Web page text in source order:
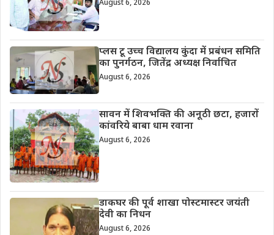
August 6, 2026
प्लस टू उच्च विद्यालय कुंदा में प्रबंधन समिति
का पुनर्गठन, जितेंद्र अध्यक्ष निर्वाचित
August 6, 2026
सावन में शिवभक्ति की अनूठी छटा, हजारों
कांवरिये बाबा धाम रवाना
August 6, 2026
डाकघर की पूर्व शाखा पोस्टमास्टर जयंती
देवी का निधन
August 6, 2026